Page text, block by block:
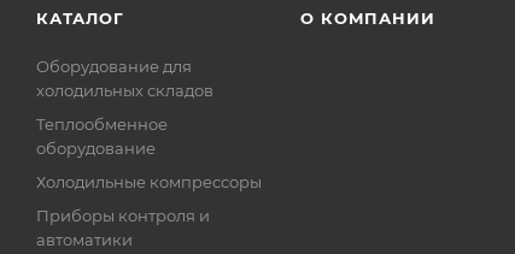
КАТАЛОГ
Оборудование для
холодильных складов
Теплообменное
оборудование
Холодильные компрессоры
Приборы контроля и
автоматики
О КОМПАНИИ